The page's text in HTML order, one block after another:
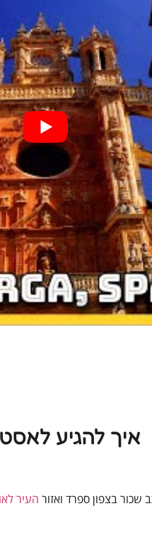
איך להגיע
בצפון ספרד ואזור העיר